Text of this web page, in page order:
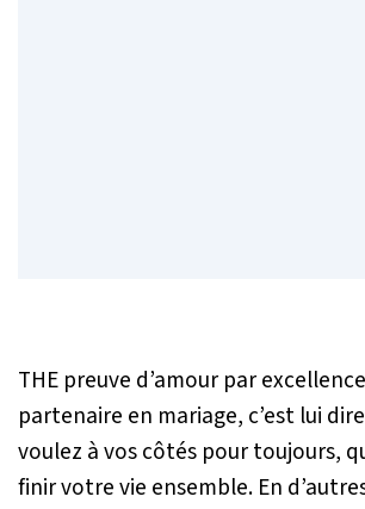
THE preuve d’amour par
partenaire en mariage, c’est lui
voulez à vos côtés pour toujours,
finir votre vie ensemble. En